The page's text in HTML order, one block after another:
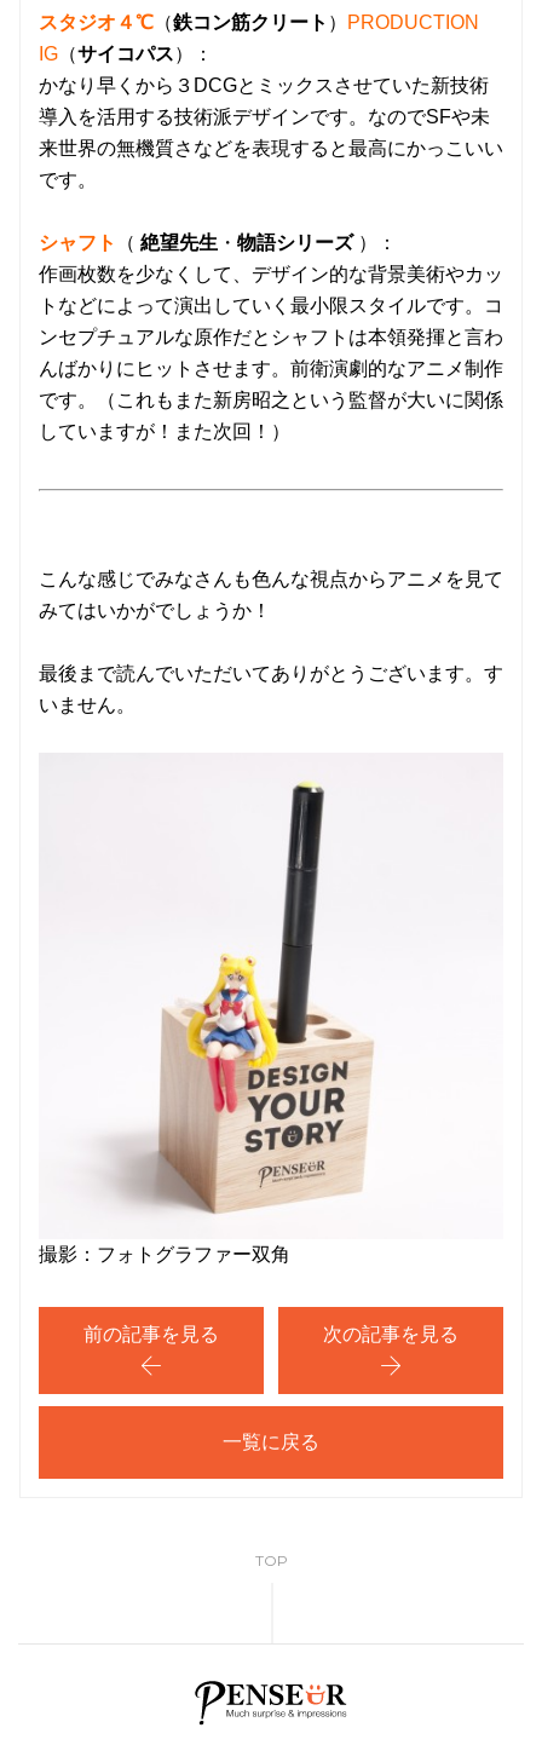
スタジオ４℃ （鉄コン筋クリート ）
PRODUCTION
IG （サイコパス）：
かなり早くから３DCGとミックスさせていた新技術
導入を活用する技術派デザインです。なのでSFや未
来世界の無機質さなどを表現すると最高にかっこいい
です。
シャフト （ 絶望先生 ・ 物語シリーズ）：
作画枚数を少なくして、デザイン的な背景美術やカッ
トなどによって演出していく最小限スタイルです。コ
ンセプチュアルな原作だとシャフトは本領発揮と言わ
んばかりにヒットさせます。前衛演劇的なアニメ制作
です。（これもまた新房昭之という監督が大いに関係
していますが！また次回！）
こんな感じでみなさんも色んな視点からアニメを見て
みてはいかがでしょうか！
最後まで読んでいただいてありがとうございます。す
いません。
撮影：フォトグラファー双角
前の記事を見る
一覧に戻る
次の記事を見る
TOP